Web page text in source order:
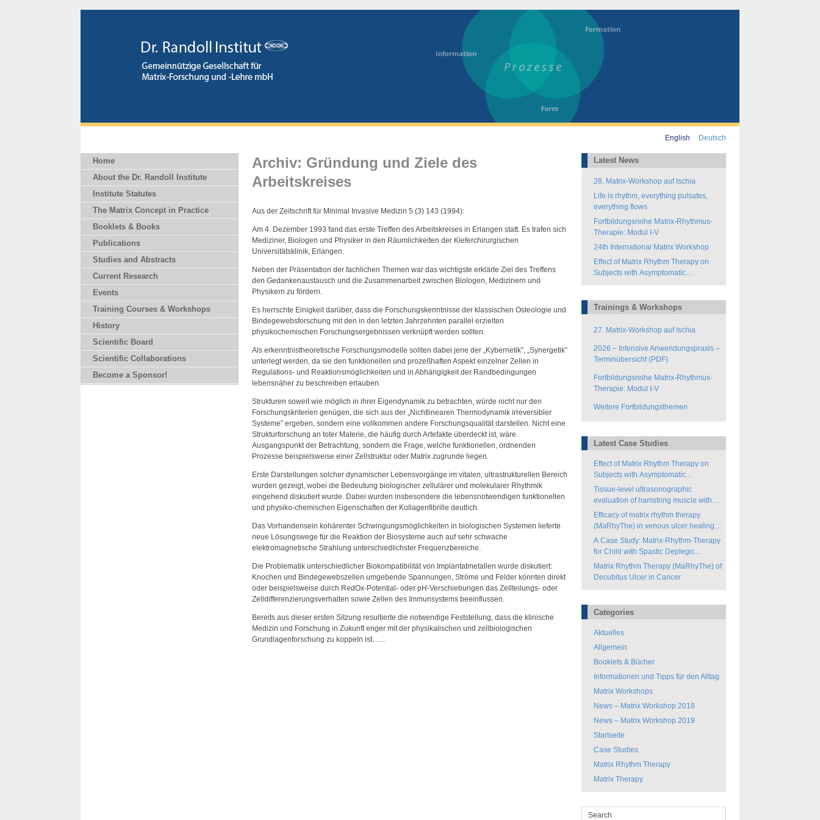
English Deutsch
Home
About the Dr. Randoll Institute
Institute Statutes
The Matrix Concept in Practice
Booklets & Books
Publications
Studies and Abstracts
Current Research
Events
Training Courses & Workshops
History
Scientific Board
Scientific Collaborations
Become a Sponsor!
Archiv: Gründung und Ziele des
Arbeitskreises
Aus der Zeitschrift für Minimal Invasive Medizin 5 (3) 143 (1994):
Am 4. Dezember 1993 fand das erste Treffen des Arbeitskreises in Erlangen statt. Es trafen sich
Mediziner, Biologen und Physiker in den Räumlichkeiten der Kieferchirurgischen
Universitätsklinik, Erlangen.
Neben der Präsentation der fachlichen Themen war das wichtigste erklärte Ziel des Treffens
den Gedankenaustausch und die Zusammenarbeit zwischen Biologen, Medizinern und
Physikern zu fördern.
Es herrschte Einigkeit darüber, dass die Forschungskenntnisse der klassischen Osteologie und
Bindegewebsforschung mit den in den letzten Jahrzehnten parallel erzielten
physikochemischen Forschungsergebnissen verknüpft werden sollten.
Als erkenntnistheoretische Forschungsmodelle sollten dabei jene der „Kybernetik”, „Synergetik”
unterlegt werden, da sie den funktionellen und prozeßhaften Aspekt einzelner Zellen in
Regulations- und Reaktionsmöglichkeiten und in Abhängigkeit der Randbedingungen
lebensnäher zu beschreiben erlauben.
Strukturen soweit wie möglich in ihrer Eigendynamik zu betrachten, würde nicht nur den
Forschungskriterien genügen, die sich aus der „Nichtlinearen Thermodynamik irreversibler
Systeme” ergeben, sondern eine vollkommen andere Forschungsqualität darstellen. Nicht eine
Strukturforschung an toter Materie, die häufig durch Artefakte überdeckt ist, wäre
Ausgangspunkt der Betrachtung, sondern die Frage, welche funktionellen, ordnenden
Prozesse beispielsweise einer Zellstruktur oder Matrix zugrunde liegen.
Erste Darstellungen solcher dynamischer Lebensvorgänge im vitalen, ultrastrukturellen Bereich
wurden gezeigt, wobei die Bedeutung biologischer zellulärer und molekularer Rhythmik
eingehend diskutiert wurde. Dabei wurden insbesondere die lebensnotwendigen funktionellen
und physiko-chemischen Eigenschaften der Kollagenfibrille deutlich.
Das Vorhandensein kohärenter Schwingungsmöglichkeiten in biologischen Systemen lieferte
neue Lösungswege für die Reaktion der Biosysteme auch auf sehr schwache
elektromagnetische Strahlung unterschiedlichster Frequenzbereiche.
Die Problematik unterschiedlicher Biokompatibilität von Implantatmetallen wurde diskutiert:
Knochen und Bindegewebszellen umgebende Spannungen, Ströme und Felder könnten direkt
oder beispielsweise durch RedOx-Potential- oder pH-Verschiebungen das Zellteilungs- oder
Zelldifferenzierungsverhalten sowie Zellen des Immunsystems beeinflussen.
Bereits aus dieser ersten Sitzung resultierte die notwendige Feststellung, dass die klinische
Medizin und Forschung in Zukunft enger mit der physikalischen und zellbiologischen
Grundlagenforschung zu koppeln ist. ….
Latest News
28. Matrix-Workshop auf Ischia
Life is rhythm, everything pulsates,
everything flows
Fortbildungsreihe Matrix-Rhythmus-
Therapie: Modul I-V
24th International Matrix Workshop
Effect of Matrix Rhythm Therapy on
Subjects with Asymptomatic
Trainings & Workshops
27. Matrix-Workshop auf Ischia
2026 – Intensive Anwendungspraxis –
Terminübersicht (PDF)
Fortbildungsreihe Matrix-Rhythmus-
Therapie: Modul I-V
Weitere Fortbildungsthemen
Latest Case Studies
Effect of Matrix Rhythm Therapy on
Subjects with Asymptomatic
Hamstring-Tightness
Tissue-level ultrasonographic
evaluation of hamstring muscle with
matrix rhythm therapy (MaRhyThe®)
Efficacy of matrix rhythm therapy
(MaRhyThe) in venous ulcer healing: a
case study
A Case Study: Matrix-Rhythm-Therapy
for Child with Spastic Deplegic
Cerebral Palsy
Matrix Rhythm Therapy (MaRhyThe) of
Decubitus Ulcer in Cancer
Categories
Aktuelles
Allgemein
Booklets & Bücher
Informationen und Tipps für den Alltag
Matrix Workshops
News – Matrix Workshop 2018
News – Matrix Workshop 2019
Startseite
Case Studies
Matrix Rhythm Therapy
Matrix Therapy